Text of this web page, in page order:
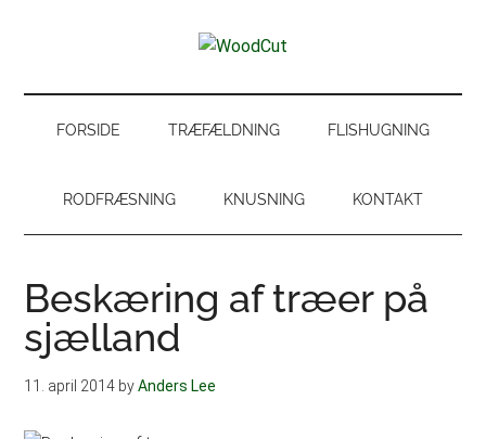
menu
primær
footer
WoodCut
park
FORSIDE TRÆFÆLDNING FLISHUGNING
RODFRÆSNING KNUSNING KONTAKT
Beskæring af træer på
sjælland
11. april 2014 byAnders Lee